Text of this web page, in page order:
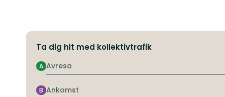
Ta dig hit med kollektivtrafik
Avresa
A
Ankomst
B